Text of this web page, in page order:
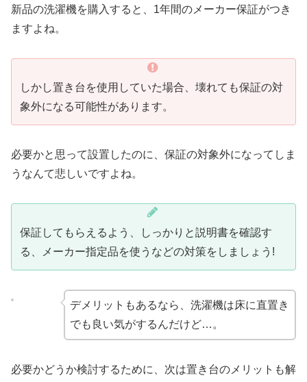
新品の洗濯機を購入すると、1年間のメーカー保証がつき
ますよね。
しかし置き台を使用していた場合、壊れても保証の対
象外になる可能性があります。
必要かと思って設置したのに、保証の対象外になってしま
うなんて悲しいですよね。
保証してもらえるよう、しっかりと説明書を確認す
る、メーカー指定品を使うなどの対策をしましょう!
デメリットもあるなら、洗濯機は床に直置き
でも良い気がするんだけど…。
必要かどうか検討するために、次は置き台のメリットも解